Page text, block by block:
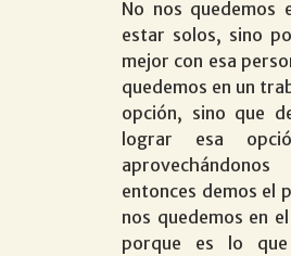
No nos quedemos
estar solos, sino
mejor con esa
quedemos en un
opción, sino que
lograr esa
entonces demos el
nos quedemos en
porque es lo